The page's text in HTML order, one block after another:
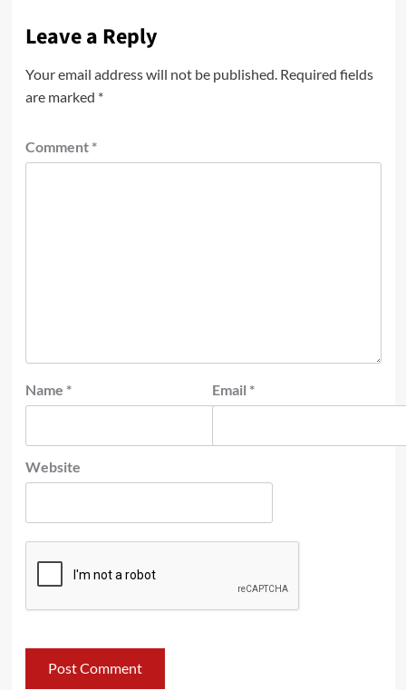
Leave a Reply
Your email address will not be published. Required fields
are marked *
Comment *
Name * Email *
Website